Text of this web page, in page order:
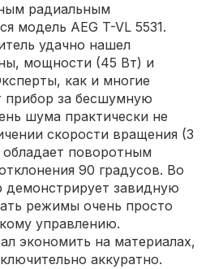
радиальным
модель AEG T-VL 5531.
удачно нашел
мощности (45 Вт) и
как и многие
прибор за бесшумную
шума практически не
скорости вращения (3
поворотным
90 градусов. Во
демонстрирует завидную
режимы очень просто
управлению.
экономить на материалах,
аккуратно.